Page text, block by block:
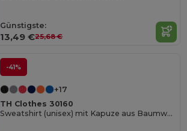
Günstigste:
13,49 €25,68 €
-41%
+17
TH Clothes 30160
Sweatshirt (unisex) mit Kapuze aus Baumwolle und Polyester